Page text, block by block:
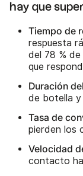
hay que
Tiempo de
respuesta
del 78 %
que
Duración
de botella
Tasa de
pierden los
Velocidad
contacto